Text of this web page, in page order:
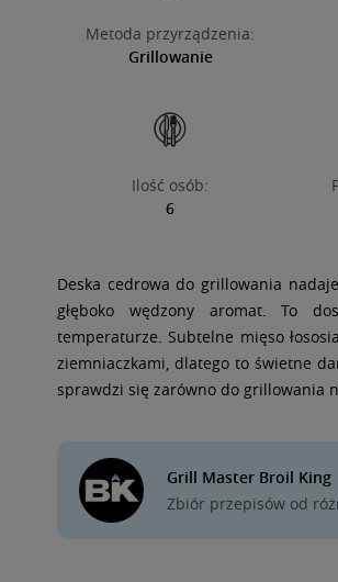
Metoda przyrządzenia:
Grillowanie
Ilość osób:
6
Deska cedrowa do grillowania
głęboko wędzony aromat. To
temperaturze. Subtelne mięso
ziemniaczkami, dlatego to świetne
sprawdzi się zarówno do grillowania
Grill Master Broil King
Zbiór przepisów od